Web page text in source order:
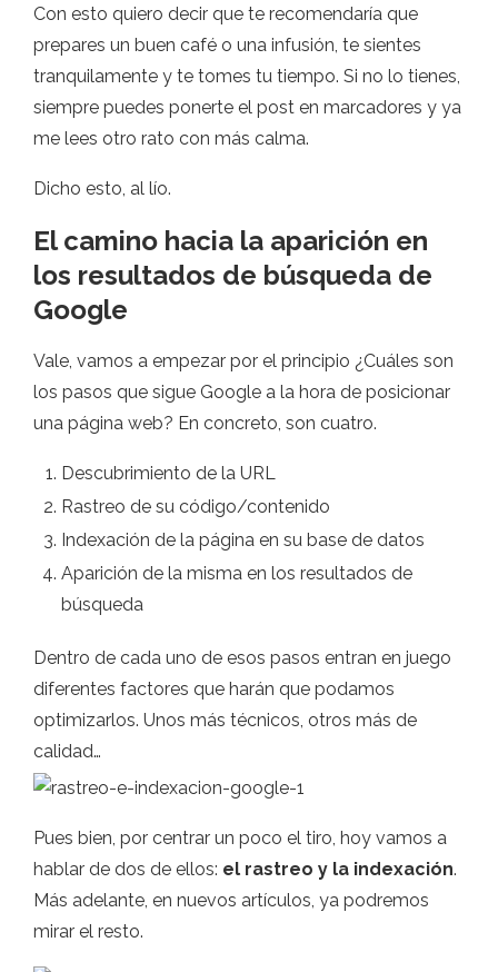
Con esto quiero decir que te recomendaría que
prepares un buen café o una infusión, te sientes
tranquilamente y te tomes tu tiempo. Si no lo tienes,
siempre puedes ponerte el post en marcadores y ya
me lees otro rato con más calma.
Dicho esto, al lío.
El camino hacia la aparición en
los resultados de búsqueda de
Google
Vale, vamos a empezar por el principio ¿Cuáles son
los pasos que sigue Google a la hora de posicionar
una página web? En concreto, son cuatro.
Descubrimiento de la URL
Rastreo de su código/contenido
Indexación de la página en su base de datos
Aparición de la misma en los resultados de
búsqueda
Dentro de cada uno de esos pasos entran en juego
diferentes factores que harán que podamos
optimizarlos. Unos más técnicos, otros más de
calidad…
Pues bien, por centrar un poco el tiro, hoy vamos a
hablar de dos de ellos: el rastreo y la indexación.
Más adelante, en nuevos artículos, ya podremos
mirar el resto.